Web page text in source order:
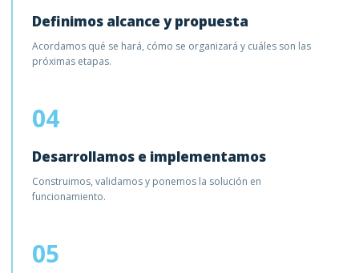
Definimos alcance y propuesta
Acordamos qué se hará, cómo se organizará y cuáles son las
próximas etapas.
04
Desarrollamos e implementamos
Construimos, validamos y ponemos la solución en
funcionamiento.
05